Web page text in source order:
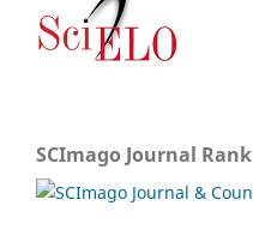
SCImago Journal Rank